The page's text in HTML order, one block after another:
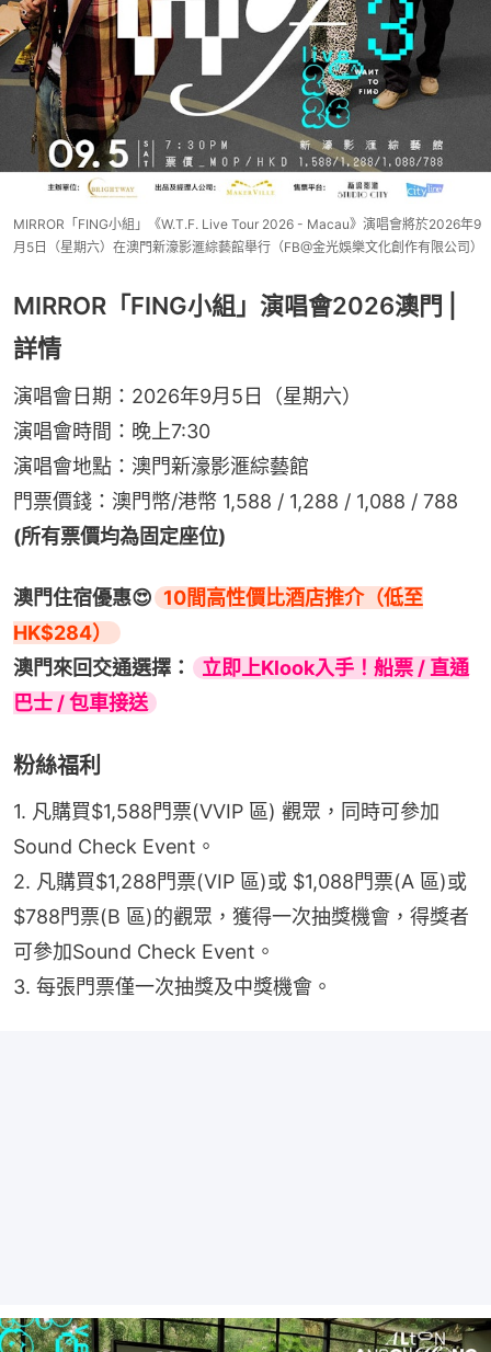
MIRROR「FING小組」《W.T.F. Live Tour 2026 - Macau》演唱會將於2026年9
月5日（星期六）在澳門新濠影滙綜藝館舉行（FB@金光娛樂文化創作有限公司）
MIRROR「FING小組」演唱會2026澳門 |
詳情
演唱會日期：2026年9月5日（星期六）
演唱會時間：晚上7:30
演唱會地點：澳門新濠影滙綜藝館
(所有票價均為固定座位)
澳門住宿優惠😍 10間高性價比酒店推介（低至
HK$284）
澳門來回交通選擇：
立即上Klook入手！船票 / 直通
巴士 / 包車接送
粉絲福利
1. 凡購買$1,588門票(VVIP 區) 觀眾，同時可參加
Sound Check Event。
2. 凡購買$1,288門票(VIP 區)或 $1,088門票(A 區)或
$788門票(B 區)的觀眾，獲得一次抽獎機會，得獎者
可參加Sound Check Event。
3. 每張門票僅一次抽獎及中獎機會。